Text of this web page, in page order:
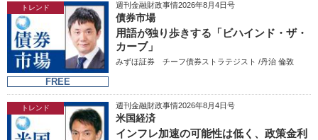
トレンド
FREE
週刊金融財政事情2026年8月4日号
債券市場
用語が独り歩きする「ビハインド・ザ・
カーブ」
みずほ証券 チーフ債券ストラテジスト /丹治 倫敦
トレンド 週刊金融財政事情2026年8月4日号
米国経済
インフレ加速の可能性は低く、政策金利